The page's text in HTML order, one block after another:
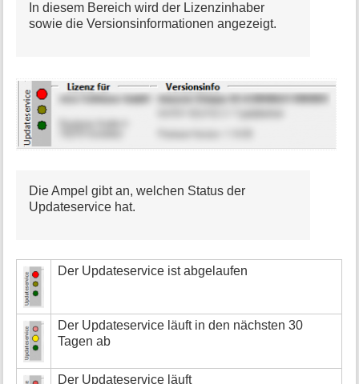
In diesem Bereich wird der Lizenzinhaber
sowie die Versionsinformationen angezeigt.
Die Ampel gibt an, welchen Status der
Updateservice hat.
Der Updateservice ist abgelaufen
Der Updateservice läuft in den nächsten 30
Tagen ab
Der Updateservice läuft